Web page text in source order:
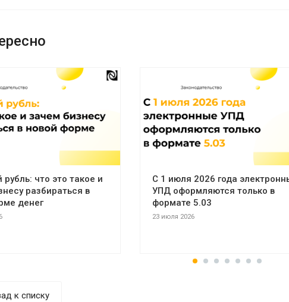
что это такое и
разбираться в
денег
С 1 июля 2026 года
УПД оформляются только в
формате 5.03
23 июля 2026
к списку